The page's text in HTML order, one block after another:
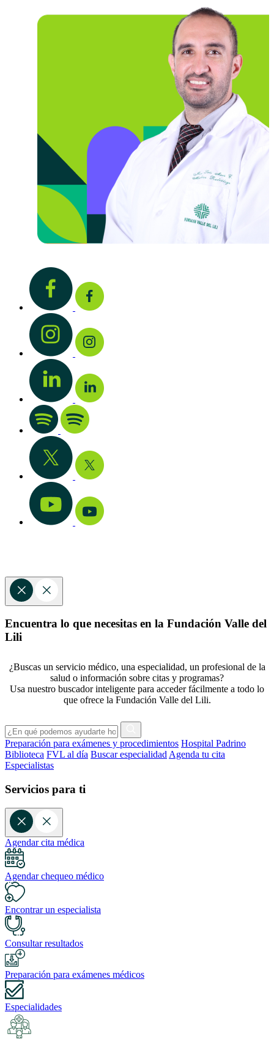
Encuentra lo que necesitas en la Fundación Valle del
Lili
¿Buscas un servicio médico, una especialidad, un profesional de la
salud o información sobre citas y programas?
Usa nuestro buscador inteligente para acceder fácilmente a todo lo
que ofrece la Fundación Valle del Lili.
Preparación para exámenes y procedimientos Hospital Padrino
Biblioteca FVL al día Buscar especialidad Agenda tu cita
Especialistas
Servicios para ti
Agendar cita médica
Agendar chequeo médico
Encontrar un especialista
Consultar resultados
Preparación para exámenes médicos
Especialidades